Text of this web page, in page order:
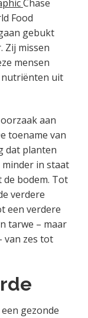
Chase
Food
gebukt
Zij missen
mensen
nutriënten uit
aan
toename van
dat planten
in staat
bodem. Tot
verdere
een verdere
tarwe – maar
van zes tot
gezonde